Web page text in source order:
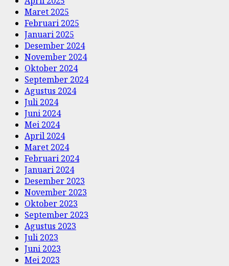
Maret 2025
Februari 2025
Januari 2025
Desember 2024
November 2024
Oktober 2024
September 2024
Agustus 2024
Juli 2024
Juni 2024
Mei 2024
April 2024
Maret 2024
Februari 2024
Januari 2024
Desember 2023
November 2023
Oktober 2023
September 2023
Agustus 2023
Juli 2023
Juni 2023
Mei 2023